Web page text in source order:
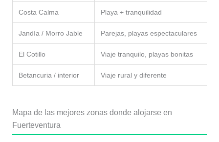
Costa Calma Playa + tranquilidad
Jandía / Morro Jable Parejas, playas espectaculares
El Cotillo Viaje tranquilo, playas bonitas
Betancuria / interior Viaje rural y diferente
Mapa de las mejores zonas donde alojarse en
Fuerteventura